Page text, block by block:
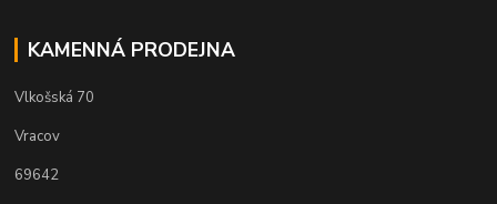
KAMENNÁ PRODEJNA
Vlkošská 70
Vracov
69642